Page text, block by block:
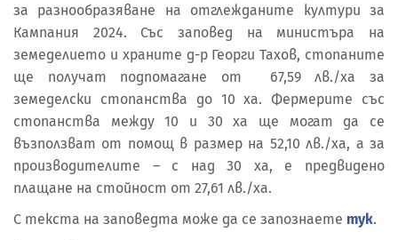
за разнообразяване на отглежданите култури за
Кампания 2024. Със заповед на министъра на
земеделието и храните д-р Георги Тахов, стопаните
ще получат подпомагане от 67,59 лв./ха за
земеделски стопанства до 10 ха. Фермерите със
стопанства между 10 и 30 ха ще могат да се
възползват от помощ в размер на 52,10 лв./ха, а за
производителите – с над 30 ха, е предвидено
плащане на стойност от 27,61 лв./ха.
С текста на заповедта може да се запознаете тук.